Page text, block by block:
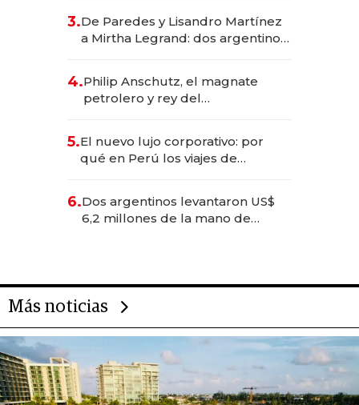
las marcas "fast premium"
3.De Paredes y Lisandro Martínez
a Mirtha Legrand: dos argentinos
4.Philip Anschutz, el magnate
petrolero y rey del
Fénix
5.El nuevo lujo corporativo: por
qué en Perú los viajes de
para convertirse en experiencias
transformadoras
6.Dos argentinos levantaron US$
6,2 millones de la mano de
Más noticias